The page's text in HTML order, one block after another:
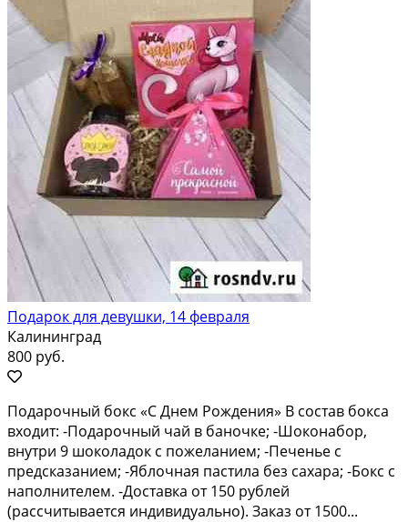
Подарок для девушки, 14 февраля
Калининград
800 руб.
Подарочный бокс «С Днем Рождения» В состав бокса
входит: -Подарочный чай в баночке; -Шоконабор,
внутри 9 шоколадок с пожеланием; -Печенье с
предсказанием; -Яблочная пастила без сахара; -Бокс с
наполнителем. -Доставка от 150 рублей
(рассчитывается индивидуально). Заказ от 1500...